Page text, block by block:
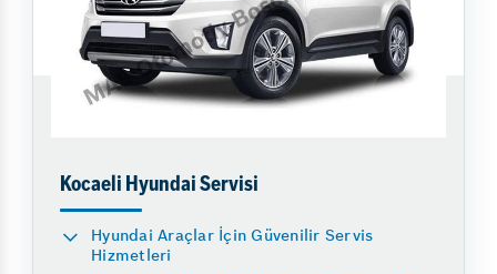
Kocaeli Hyundai Servisi
Hyundai Araçlar İçin Güvenilir Servis
Hizmetleri